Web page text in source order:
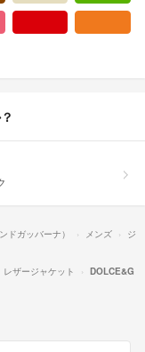
ドガッバーナ） メンズ
ジ
レザージャケット
DOLCE&G